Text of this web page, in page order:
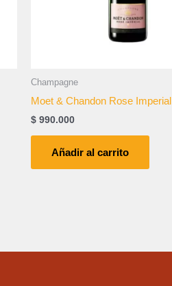
Champagne
Moet & Chandon Rose Imperial
$ 990.000
Añadir al carrito